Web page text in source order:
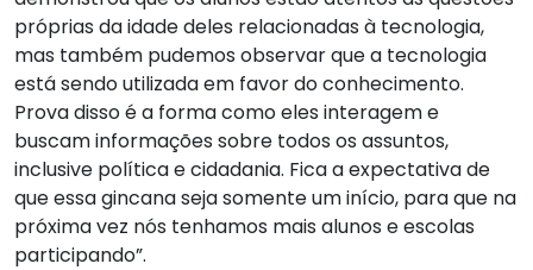
próprias da idade deles relacionadas à tecnologia,
mas também pudemos observar que a tecnologia
está sendo utilizada em favor do conhecimento.
Prova disso é a forma como eles interagem e
buscam informações sobre todos os assuntos,
inclusive política e cidadania. Fica a expectativa de
que essa gincana seja somente um início, para que na
próxima vez nós tenhamos mais alunos e escolas
participando”.